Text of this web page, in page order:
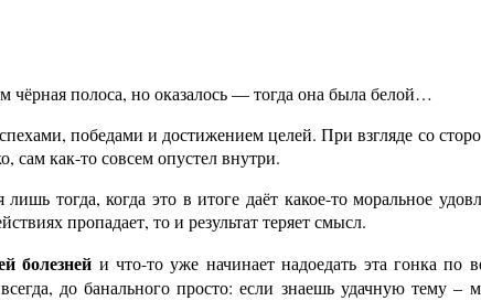
полоса, но оказалось — тогда она была белой…
победами и достижением целей. При взгляде со
как-то совсем опустел внутри.
тогда, когда это в итоге даёт какое-то моральное
пропадает, то и результат теряет смысл.
болезней и что-то уже начинает надоедать эта гонка по
до банального просто: если знаешь удачную тему –